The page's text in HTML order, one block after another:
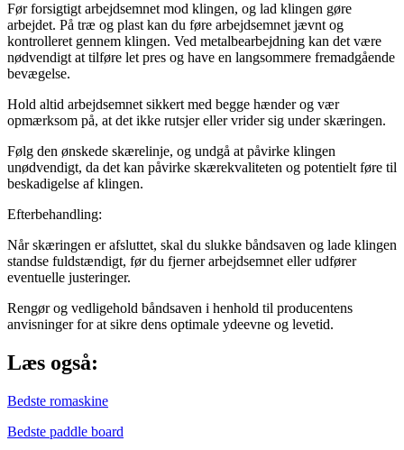
Før forsigtigt arbejdsemnet mod klingen, og lad klingen gøre
arbejdet. På træ og plast kan du føre arbejdsemnet jævnt og
kontrolleret gennem klingen. Ved metalbearbejdning kan det være
nødvendigt at tilføre let pres og have en langsommere fremadgående
bevægelse.
Hold altid arbejdsemnet sikkert med begge hænder og vær
opmærksom på, at det ikke rutsjer eller vrider sig under skæringen.
Følg den ønskede skærelinje, og undgå at påvirke klingen
unødvendigt, da det kan påvirke skærekvaliteten og potentielt føre til
beskadigelse af klingen.
Efterbehandling:
Når skæringen er afsluttet, skal du slukke båndsaven og lade klingen
standse fuldstændigt, før du fjerner arbejdsemnet eller udfører
eventuelle justeringer.
Rengør og vedligehold båndsaven i henhold til producentens
anvisninger for at sikre dens optimale ydeevne og levetid.
Læs også:
Bedste romaskine
Bedste paddle board